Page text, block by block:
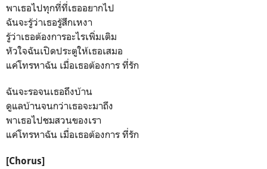
พาเธอไปทุกที่ที่เธออยากไป
ฉันจะรู้ว่าเธอรู้สึกเหงา
รู้ว่าเธอต้องการอะไรเพิ่มเติม
หัวใจฉันเปิดประตูให้เธอเสมอ
แค่โทรหาฉัน เมื่อเธอต้องการ ที่รัก
ฉันจะรอจนเธอถึงบ้าน
ดูแลบ้านจนกว่าเธอจะมาถึง
พาเธอไปชมสวนของเรา
แค่โทรหาฉัน เมื่อเธอต้องการ ที่รัก
[Chorus]